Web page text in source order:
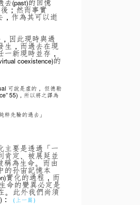
(past)
；然而事實
，作為其可以逝
因此現時與過
生，而過去在現
一新現時並存，
coexistence)的
可說是虛的， 但德勒
55)，所以將之譯為
先驗的過去」
主要是透過「一
肯定、被展延並
稱為生命。而由
的孙宙記憶本
實化的過程，而
命的變異必定是
。此外我們尚須
：
（上一篇）